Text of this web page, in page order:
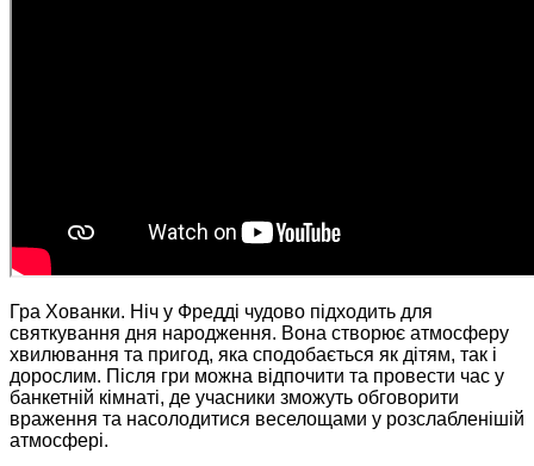
Гра Хованки. Ніч у Фредді чудово підходить для
святкування дня народження. Вона створює атмосферу
хвилювання та пригод, яка сподобається як дітям, так і
дорослим. Після гри можна відпочити та провести час у
банкетній кімнаті, де учасники зможуть обговорити
враження та насолодитися веселощами у розслабленішій
атмосфері.